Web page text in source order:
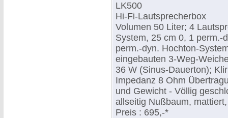
LK500
Hi-Fi-Lautsprecherbox
Volumen 50 Liter; 4
System, 25 cm 0, 1 perm.-
perm.-dyn. Hochton-
eingebauten 3-Weg-
36 W (Sinus-Dauerton);
Impedanz 8 Ohm
und Gewicht - Völlig
allseitig Nußbaum,
Preis : 695,-*